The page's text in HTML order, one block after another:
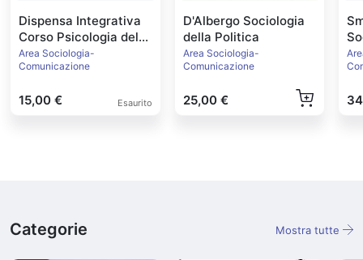
Dispensa Integrativa
Corso Psicologia del
Ciclo di Vita
Area Sociologia-
Comunicazione
15,00 € Esaurito
D'Albergo Sociologia
della Politica
Area Sociologia-
Comunicazione
25,00 €
Categorie Mostra tutte